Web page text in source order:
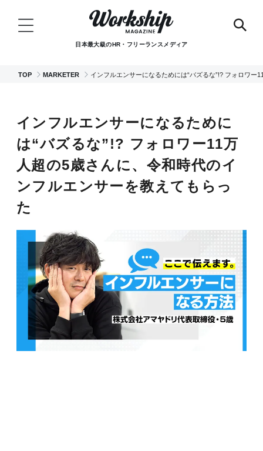
日本最大級のHR・フリーランスメディア
TOP MARKETER インフルエンサーになるためには“バズるな”!? フォロワ
インフルエンサーになるために
は“バズるな”!? フォロワー11万
人超の5歳さんに、令和時代のイ
ンフルエンサーを教えてもらっ
た